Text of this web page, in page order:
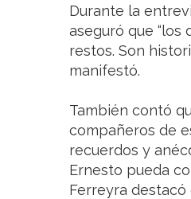
Durante la
aseguró que “los
restos. Son
manifestó.
También contó
compañeros de
recuerdos y
Ernesto pueda
Ferreyra